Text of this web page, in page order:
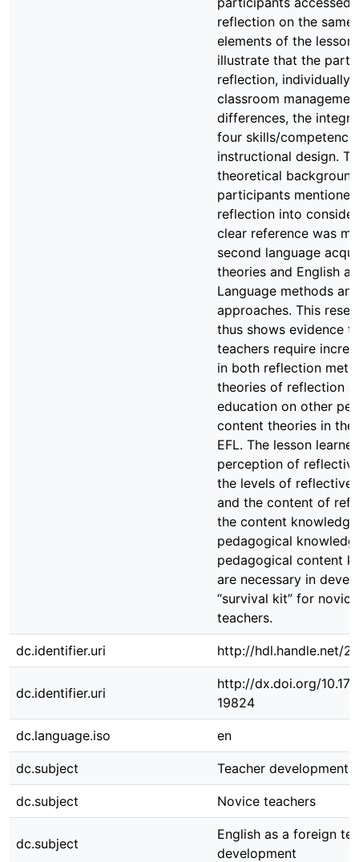
reflection on the same
elements of the
illustrate that the
reflection, individually,
classroom
differences, the
four skills/
instructional design.
theoretical
participants
reflection into
clear reference was
second language
theories and English
Language methods and
approaches. This
thus shows evidence
teachers require
in both reflection
theories of reflection
education on other
content theories in
EFL. The lesson
perception of
the levels of reflective
and the content of
the content
pedagogical
pedagogical content
are necessary in
“survival kit” for
teachers.
dc.identifier.uri http://hdl.handle.net/
dc.identifier.uri
http://dx.doi.org/
19824
dc.language.iso en
dc.subject Teacher development
dc.subject Novice teachers
dc.subject
English as a foreign
development